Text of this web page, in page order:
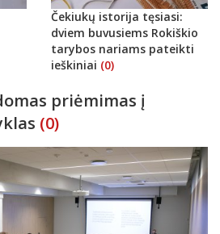
Čekiukų istorija tęsiasi:
dviem buvusiems Rokiškio
tarybos nariams pateikti
ieškiniai (0)
priėmimas į
(0)